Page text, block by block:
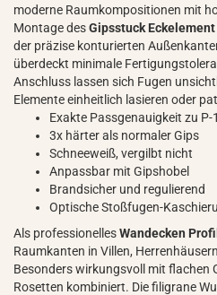
moderne Raumkompositionen mit
Montage desGipsstuck Eckelement
der präzise konturierten
überdeckt minimale
Anschluss lassen sich Fugen
Elemente einheitlich lasieren oder
Exakte Passgenauigkeit zu P-
3x härter als normaler Gips
Schneeweiß, vergilbt nicht
Anpassbar mit Gipshobel
Brandsicher und regulierend
Optische Stoßfugen-
Als professionellesWandecken Profil
Raumkanten in Villen,
Besonders wirkungsvoll mit flachen
Rosetten kombiniert. Die filigrane